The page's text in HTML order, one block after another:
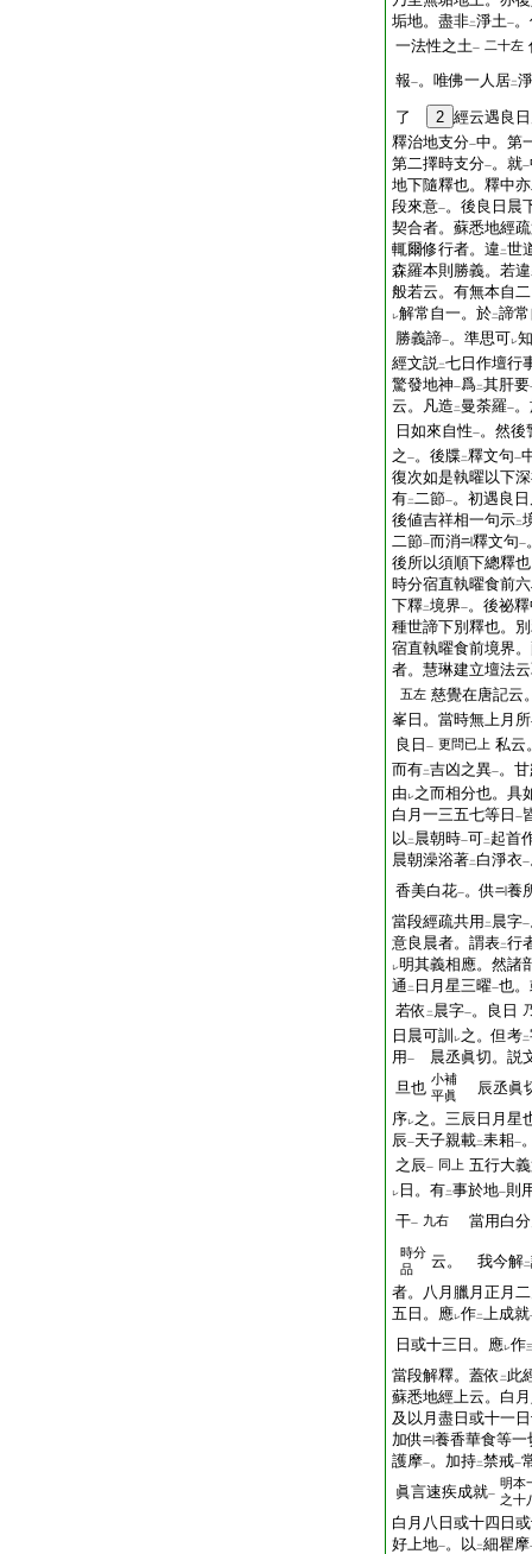
垢地。盡非二淨土一
一法性之土一 二十左
報一。唯佛一人居二
了 2 經云遇良
釋治地支分一中。第
第二擇時支分一。就一
地下隨釋也。釋中
段來意一。後良日晨
契合者。蘇悉地經
輒爾修行者。違 二世
森羅本則勝義。若違
般若云。有無本自
レ解常自一。於二諦
勝義諦一。準思可レ知
經文説二七日作壇行
驚發地神一爲二其肝要
云。凡造 二 曼荼羅一
日如來自性一。然後
之 一。後牒二釋文句一
復次如是執曜以下
有二二節一。初遇良
後値吉祥相一句示二
二節一而消 釋文句一
後所以須順下總釋
時分宿直執曜食前
下釋二境界一。後祕
種世諦下別釋也。
宿直執曜食前境界
者。慧琳建立壇法
五左 慈覺在唐記云
峯日。當時無上月
良日 一 更問已上 私云
而有二吉凶之異一。
由 レ之而相分也。具
白月一三五七等日 一
以 二 晨朝時一可二 起首
晨朝澡浴著二 白淨衣一
香美白花一。供
養
當段經疏共用 二 晨字一
意良晨者。謂表二行
レ明其義相應。然諸
通 二 日月星三曜一也
若依 二 晨字一。良日
日晨可訓 レ之。但考二
用 一
晨丞眞切。説
旦也 小補
平眞
辰丞眞
序レ之。三辰日月星
辰一天子親載二耒耜一
之辰一 同上 五行大
レ 日。有二事於地一則
干一 九右 當用白分
時分
品
云。 我今解二
者。八月臘月正月
五日。應レ作二上成就
日或十三日。應レ作三
當段解釋。蓋依 二 此
蘇悉地經上云。白
及以月盡日或十一
加供
養香華食等一
護摩一。加持二禁戒一
眞言速疾成就一
明本
之十
白月八日或十四日
好上地一。以 二細瞿摩